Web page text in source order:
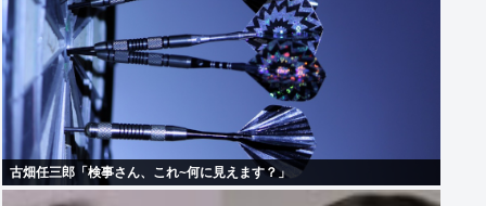
古畑任三郎「検事さん、これ~何に見えます？」